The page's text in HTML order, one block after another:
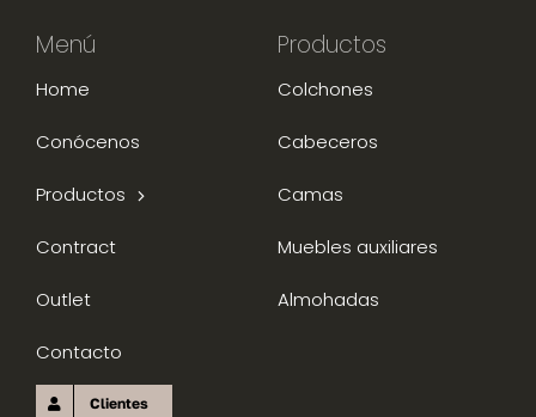
Menú
Home
Conócenos
Productos
Contract
Outlet
Contacto
Clientes
Productos
Colchones
Cabeceros
Camas
Muebles auxiliares
Almohadas